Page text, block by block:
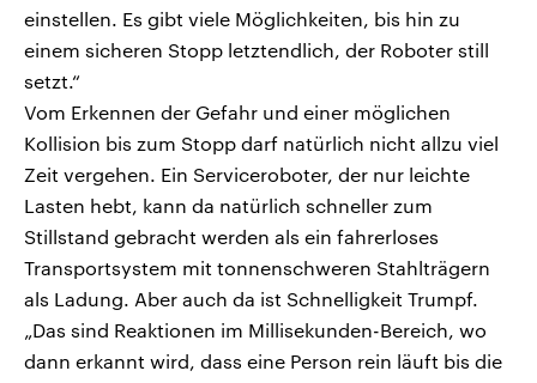
einstellen. Es gibt viele Möglichkeiten, bis hin zu
einem sicheren Stopp letztendlich, der Roboter still
setzt.“
Vom Erkennen der Gefahr und einer möglichen
Kollision bis zum Stopp darf natürlich nicht allzu viel
Zeit vergehen. Ein Serviceroboter, der nur leichte
Lasten hebt, kann da natürlich schneller zum
Stillstand gebracht werden als ein fahrerloses
Transportsystem mit tonnenschweren Stahlträgern
als Ladung. Aber auch da ist Schnelligkeit Trumpf.
„Das sind Reaktionen im Millisekunden-Bereich, wo
dann erkannt wird, dass eine Person rein läuft bis die